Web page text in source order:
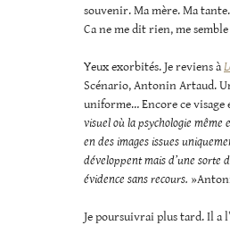
souvenir. Ma mère. Ma
Ca ne me dit rien, me
Yeux exorbités. Je reviens à
Scénario, Antonin Artaud.
uniforme… Encore ce visage
visuel où la psychologie même
en des images issues
développent mais d’une sorte
évidence sans recours.
Je poursuivrai plus tard. Il a